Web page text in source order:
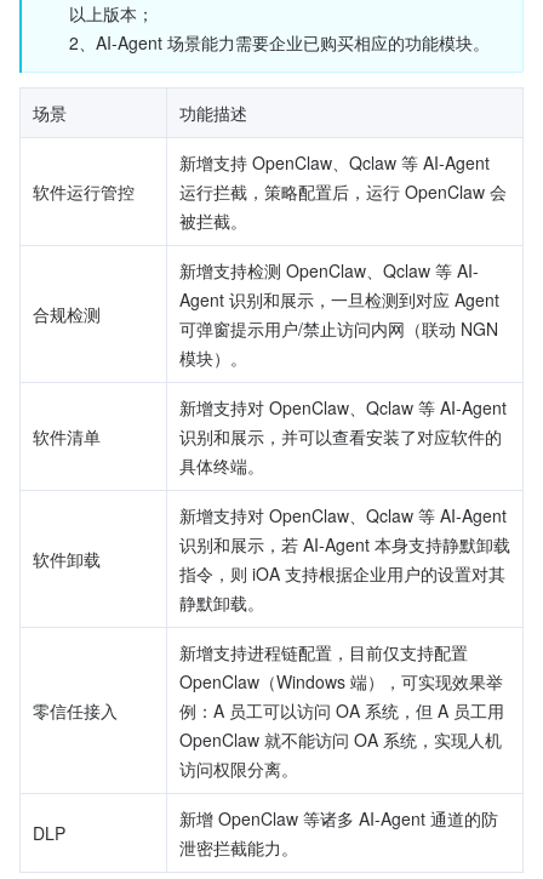
以上版本；
2、AI-Agent 场景能力需要企业已购买相应的功能模块。
场景 功能描述
软件运行管控
新增支持 OpenClaw、Qclaw 等 AI-Agent
运行拦截，策略配置后，运行 OpenClaw 会
被拦截。
合规检测
新增支持检测 OpenClaw、Qclaw 等 AI-
Agent 识别和展示，一旦检测到对应 Agent
可弹窗提示用户/禁止访问内网（联动 NGN
模块）。
软件清单
新增支持对 OpenClaw、Qclaw 等 AI-Agent
识别和展示，并可以查看安装了对应软件的
具体终端。
软件卸载
新增支持对 OpenClaw、Qclaw 等 AI-Agent
识别和展示，若 AI‑Agent 本身支持静默卸载
指令，则 iOA 支持根据企业用户的设置对其
静默卸载。
零信任接入
新增支持进程链配置，目前仅支持配置
OpenClaw（Windows 端），可实现效果举
例：A 员工可以访问 OA 系统，但 A 员工用
OpenClaw 就不能访问 OA 系统，实现人机
访问权限分离。
DLP
新增 OpenClaw 等诸多 AI-Agent 通道的防
泄密拦截能力。